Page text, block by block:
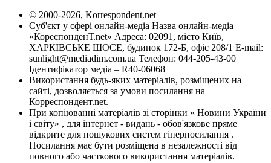
© 2000-2026, Korrespondent.net
Суб'єкт у сфері онлайн-медіа Назва онлайн-медіа –
«КореспонденТ.net» Адреса: 02091, місто Київ,
ХАРКІВСЬКЕ ШОСЕ, будинок 172-Б, офіс 208/1 E-mail:
sunlight@mediadim.com.ua Телефон: 044-205-43-00
Ідентифікатор медіа – R40-06068
Використання будь-яких матеріалів, розміщених на
сайті, дозволяється за умови посилання на
Корреспондент.net.
При копіюванні матеріалів зі сторінки « Новини України
і світу» , для інтернет - видань - обов'язкове пряме
відкрите для пошукових систем гіперпосилання .
Посилання має бути розміщена в незалежності від
повного або часткового використання матеріалів.